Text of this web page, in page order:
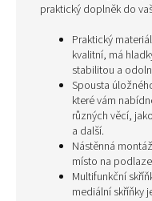
praktický doplněk do
Praktický
kvalitní, má
stabilitou a
Spousta
které vám
různých věcí,
a další.
Nástěnná
místo na
Multifunkční
mediální skříňky